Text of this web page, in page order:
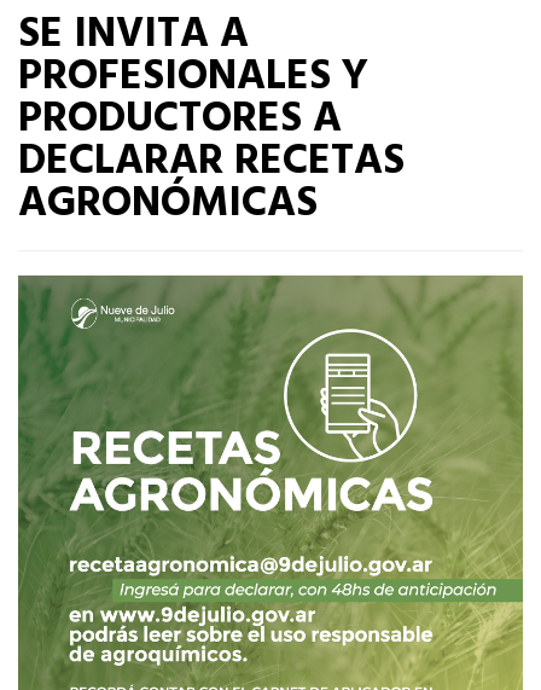
SE INVITA A
PROFESIONALES Y
PRODUCTORES A
DECLARAR RECETAS
AGRONÓMICAS